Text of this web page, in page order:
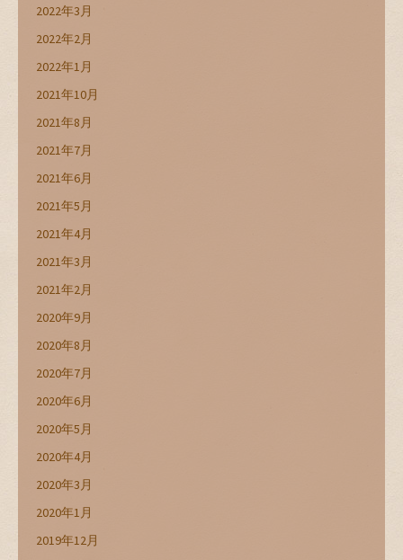
2022年3月
2022年2月
2022年1月
2021年10月
2021年8月
2021年7月
2021年6月
2021年5月
2021年4月
2021年3月
2021年2月
2020年9月
2020年8月
2020年7月
2020年6月
2020年5月
2020年4月
2020年3月
2020年1月
2019年12月